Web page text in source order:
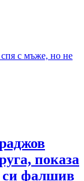
с мъже, но не
показа
си фалшив